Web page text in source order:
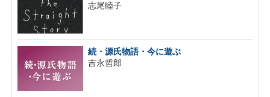
志尾睦子
続・源氏物語・今に遊ぶ
吉永哲郎